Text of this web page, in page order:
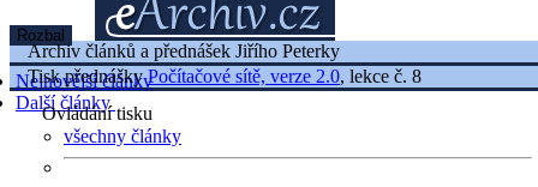
Nejnovější články
Další články
všechny články
Rozbal
Archiv článků a přednášek Jiřího Peterky
Tisk přednáškyPočítačové sítě, verze 2.0, lekce č. 8
Ovládání tisku